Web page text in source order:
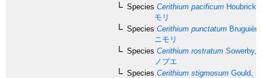
Species Cerithium pacificum Houbrick,
モリ
Species Cerithium punctatum
ニモリ
Species Cerithium rostratum Sowerby,
ノブエ
Species Cerithium stigmosum Gould,